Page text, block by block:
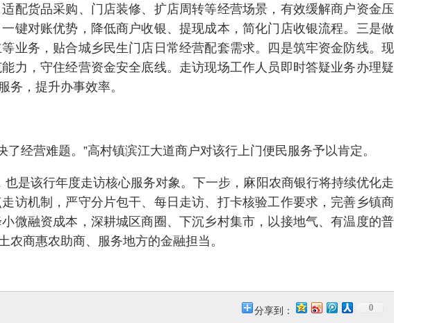
配货品采购、门店装修、扩店周转等经营场景，有效缓解商户资金压
键对账优势，降低商户收银、提现成本，简化门店收银流程。三是做
业务，贴合城乡民生门店日常经营配套需求。四是筑牢资金防线。现
力，守住经营资金安全底线。走访现场工作人员即时答疑业务办理疑
务，提升办事效率。
经营难题。”高村镇滨江大道商户对该行上门便民服务予以肯定。
是该行年度走访核心服务对象。下一步，麻阳农商银行将持续优化走
访机制，严守分片包干、每日走访、打卡核验工作要求，完善乡镇商
微融资成本，深耕城区商圈、下沉乡村集市，以接地气、有温度的普
商惠农助商、服务地方的金融担当。
分享到： 0